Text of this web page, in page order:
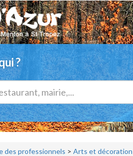
?
des professionnels > Arts et décoration